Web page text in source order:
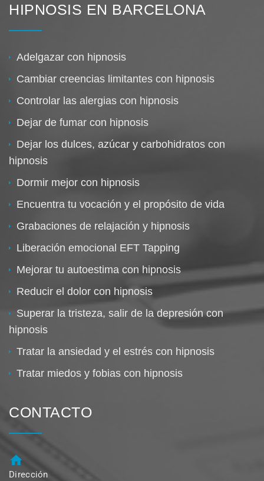
HIPNOSIS EN BARCELONA
Adelgazar con hipnosis
Cambiar creencias limitantes con hipnosis
Controlar las alergias con hipnosis
Dejar de fumar con hipnosis
Dejar los dulces, azúcar y carbohidratos con
hipnosis
Dormir mejor con hipnosis
Encuentra tu vocación y el propósito de vida
Grabaciones de relajación y hipnosis
Liberación emocional EFT Tapping
Mejorar tu autoestima con hipnosis
Reducir el dolor con hipnosis
Superar la tristeza, salir de la depresión con
hipnosis
Tratar la ansiedad y el estrés con hipnosis
Tratar miedos y fobias con hipnosis
CONTACTO
Dirección